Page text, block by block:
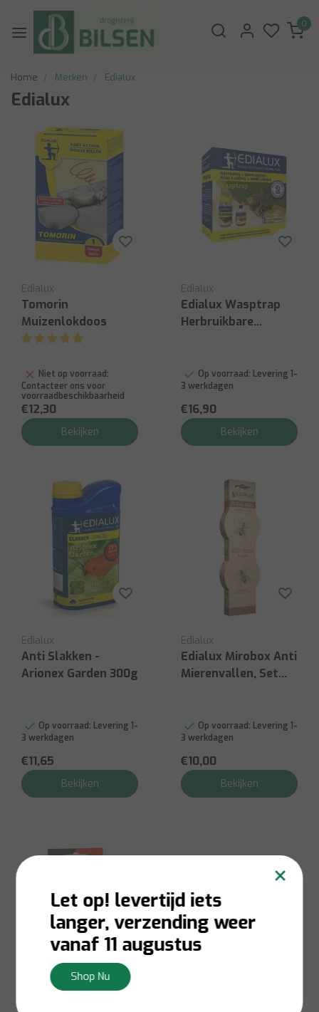
0
Home Merken Edialux
Edialux
Edialux
Tomorin
Muizenlokdoos
Niet op voorraad:
Contacteer ons voor
voorraadbeschikbaarheid
€12,30
Bekijken
Edialux
Edialux Wasptrap
Herbruikbare
Op voorraad: Levering 1-
3 werkdagen
€16,90
Bekijken
Edialux
Anti Slakken -
Arionex Garden 300g
Op voorraad: Levering 1-
3 werkdagen
€11,65
Bekijken
Edialux
Edialux Mirobox Anti
Mierenvallen, Set
Op voorraad: Levering 1-
3 werkdagen
€10,00
Bekijken
×
Let op! levertijd iets
langer, verzending weer
vanaf 11 augustus
Shop Nu